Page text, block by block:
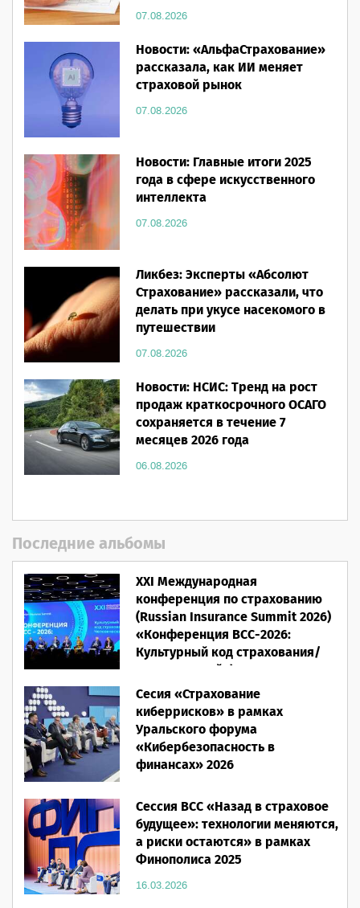
07.08.2026
Новости: «АльфаСтрахование»
рассказала, как ИИ меняет
страховой рынок
07.08.2026
Новости: Главные итоги 2025
года в сфере искусственного
интеллекта
07.08.2026
Ликбез: Эксперты «Абсолют
Страхование» рассказали, что
делать при укусе насекомого в
путешествии
07.08.2026
Новости: НСИС: Тренд на рост
продаж краткосрочного ОСАГО
сохраняется в течение 7
месяцев 2026 года
06.08.2026
Последние альбомы
XXI Международная
конференция по страхованию
(Russian Insurance Summit 2026)
«Конференция ВСС-2026:
Культурный код страхования/
Человеческий фактор»
28.05.2026
Сесия «Страхование
киберрисков» в рамках
Уральского форума
«Кибербезопасность в
финансах» 2026
Сессия ВСС «Назад в страховое
будущее»: технологии меняются,
а риски остаются» в рамках
Финополиса 2025
16.03.2026